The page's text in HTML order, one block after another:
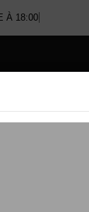
À 18:00